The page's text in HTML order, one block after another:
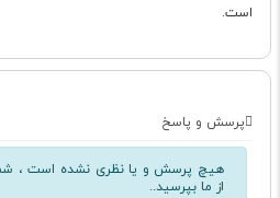
است.
پرسش و پاسخ
هیچ پرسش و یا نظری نشده است ، شما
از ما بپرسید..